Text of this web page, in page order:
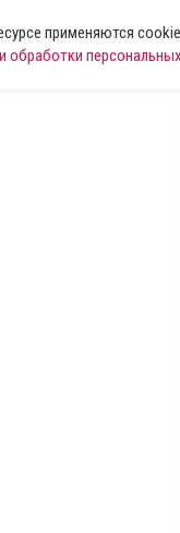
применяются
обработки